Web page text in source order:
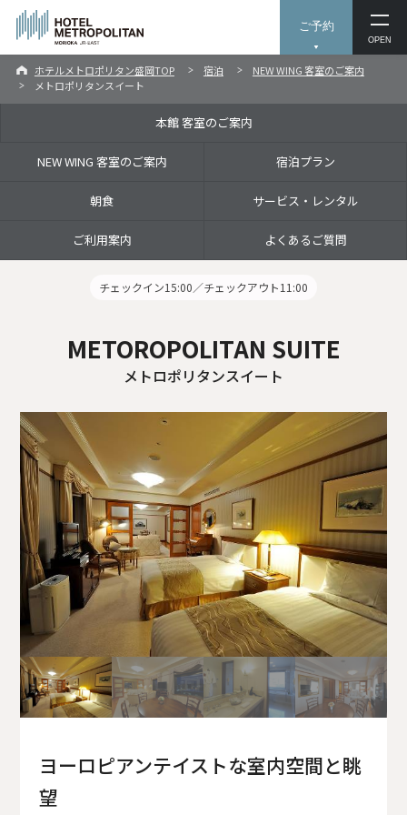
ご予約
OPEN
ホテルメトロポリタン盛岡TOP 宿泊
NEW WING 客室のご案内
メトロポリタンスイート
本館 客室のご案内
NEW WING 客室のご案内 宿泊プラン
朝食 サービス・レンタル
ご利用案内 よくあるご質問
チェックイン15:00／チェックアウト11:00
METOROPOLITAN SUITE
メトロポリタンスイート
ヨーロピアンテイストな室内空間と眺
望